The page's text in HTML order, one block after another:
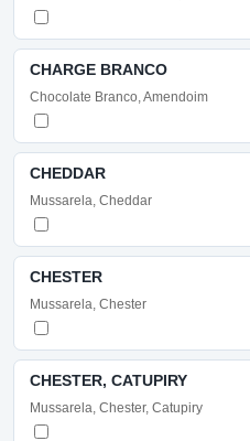
CHARGE BRANCO
Chocolate Branco, Amendoim
CHEDDAR
Mussarela, Cheddar
CHESTER
Mussarela, Chester
CHESTER, CATUPIRY
Mussarela, Chester, Catupiry